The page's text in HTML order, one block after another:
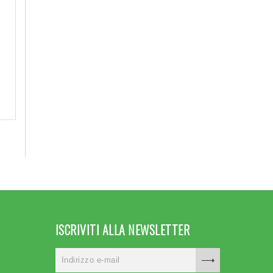
ISCRIVITI ALLA NEWSLETTER